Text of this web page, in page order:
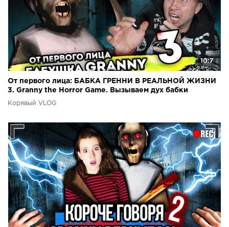
10:7
От первого лица: БАБКА ГРЕННИ В РЕАЛЬНОЙ ЖИЗНИ
3. Granny the Horror Game. Вызываем дух бабки
Корявый VLOG